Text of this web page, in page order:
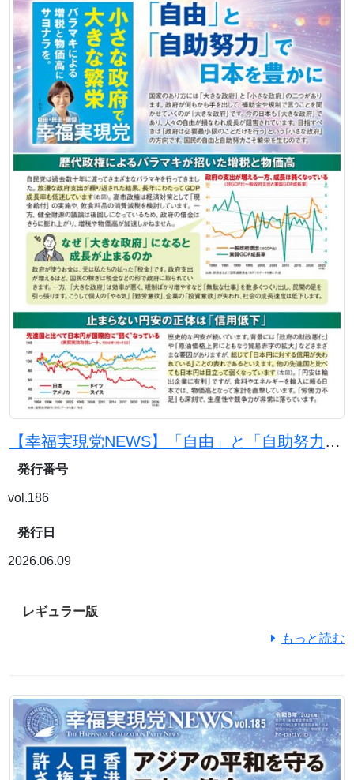
【幸福実現党NEWS】「自由」と「自助努力」で日本を豊かに
発行番号
vol.186
発行日
2026.06.09
レギュラー版
もっと読む